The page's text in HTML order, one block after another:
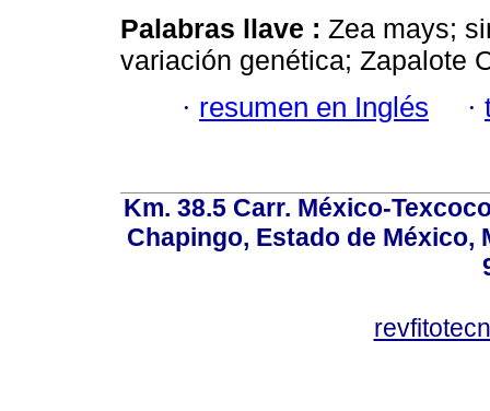
Palabras llave : Zea mays;
variación genética; Zapalote
· resumen en Inglés ·
Km. 38.5 Carr. México-
Chapingo, Estado de México,